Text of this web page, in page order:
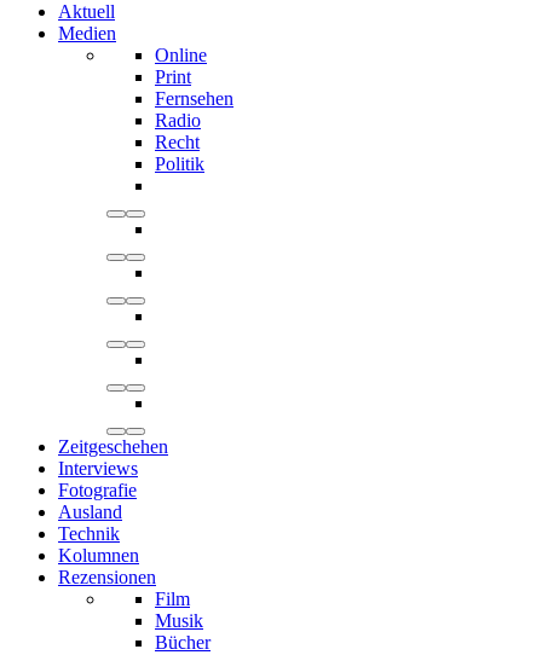
Aktuell
Medien
Online
Print
Fernsehen
Radio
Recht
Politik
Zeitgeschehen
Interviews
Fotografie
Ausland
Technik
Kolumnen
Rezensionen
Film
Musik
Bücher